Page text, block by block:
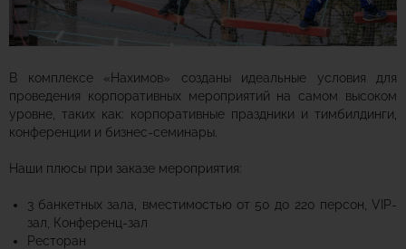
В комплексе «Нахимов» созданы идеальные условия для
проведения корпоративных мероприятий на самом высоком
уровне, таких как: корпоративные праздники и тимбилдинги,
конференции и бизнес-семинары.
Наши плюсы при заказе мероприятия:
3 банкетных зала, вместимостью от 50 до 220 персон, VIP-
зал, Конференц-зал
Ресторан